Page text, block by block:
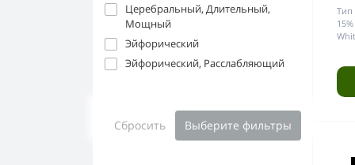
Церебральный, Длительный,
Мощный
Эйфорический
Эйфорический, Расслабляющий
Сбросить Выберите фильтры
Тип
15%